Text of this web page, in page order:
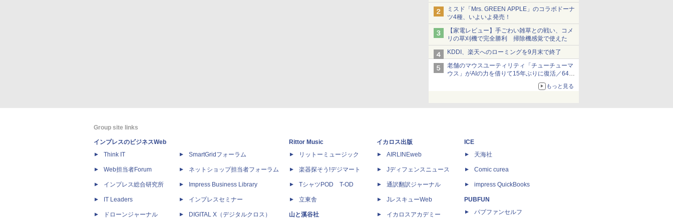
ショーツは1990円に
ミスド「Mrs. GREEN APPLE」のコラボドーナ
ツ4種、いよいよ発売！
【家電レビュー】手ごわい雑草との戦い、コメ
リの草刈機で完全勝利 掃除機感覚で使えた
KDDI、楽天へのローミングを9月末で終了
老舗のマウスユーティリティ「チューチューマ
ウス」がAIの力を借りて15年ぶりに復活／64bit
化、Windows 10/11、「Chrome」も走り回
る。復活記念で2026年末まで500円
もっと見る
Group site links
インプレスのビジネスWeb
Think IT
Web担当者Forum
インプレス総合研究所
IT Leaders
ドローンジャーナル
SmartGridフォーラム
ネットショップ担当者フォーラム
Impress Business Library
インプレスセミナー
DIGITAL X（デジタルクロス）
Rittor Music
リットーミュージック
楽器探そう!デジマート
TシャツPOD T-OD
立東舎
山と溪谷社
イカロス出版
AIRLINEweb
Jディフェンスニュース
通訳翻訳ジャーナル
JレスキューWeb
イカロスアカデミー
ICE
天海社
Comic curea
impress QuickBooks
PUBFUN
パブファンセルフ